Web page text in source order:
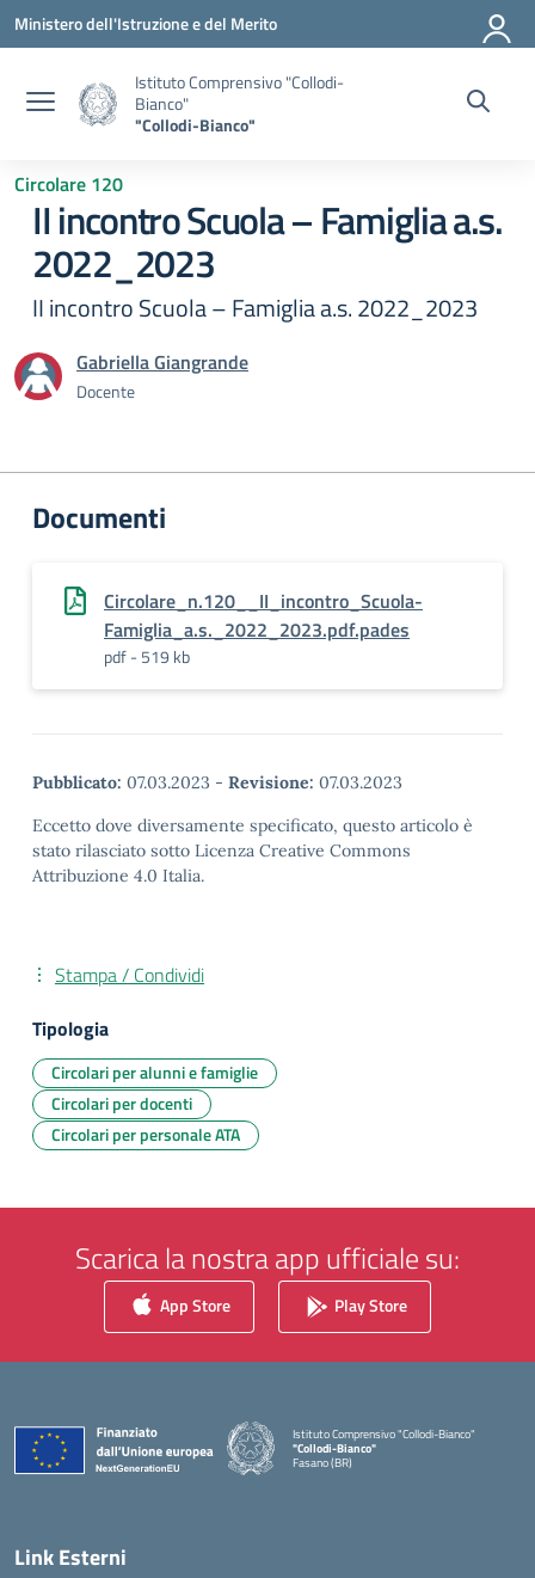
Vai ai contenuti
Vai al menu di navigazione
Vai al footer
Ministero dell'Istruzione e del Merito
Istituto Comprensivo "Collodi-
Bianco"
"Collodi-Bianco"
Circolare 120
II incontro Scuola – Famiglia a.s.
2022_2023
II incontro Scuola – Famiglia a.s. 2022_2023
Gabriella Giangrande
Docente
Documenti
Circolare_n.120__II_incontro_Scuola-
Famiglia_a.s._2022_2023.pdf.pades
pdf - 519 kb
Pubblicato: 07.03.2023 - Revisione: 07.03.2023
Eccetto dove diversamente specificato, questo articolo è
stato rilasciato sotto Licenza Creative Commons
Attribuzione 4.0 Italia.
Stampa / Condividi
Tipologia
Circolari per alunni e famiglie
Circolari per docenti
Circolari per personale ATA
Scarica la nostra app ufficiale su:
App Store Play Store
Istituto Comprensivo "Collodi-Bianco"
"Collodi-Bianco"
Fasano (BR)
Link Esterni